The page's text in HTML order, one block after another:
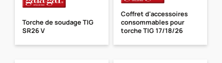
Torche de soudage TIG
SR26 V
Coffret d'accessoires
consommables pour
torche TIG 17/18/26